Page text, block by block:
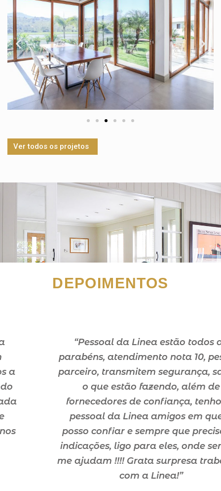
expertise nos torna uma escolha confiável para o seu
projeto. Conte conosco para fornecer soluções
personalizadas e de alta qualidade que atendam às
suas necessidades e expectativas.
Ver todos os projetos
DEPOIMENTOS
“Pessoal da Linea estão todos de
parabéns, atendimento nota 10, pessoal
parceiro, transmitem segurança, sabem
o que estão fazendo, além de